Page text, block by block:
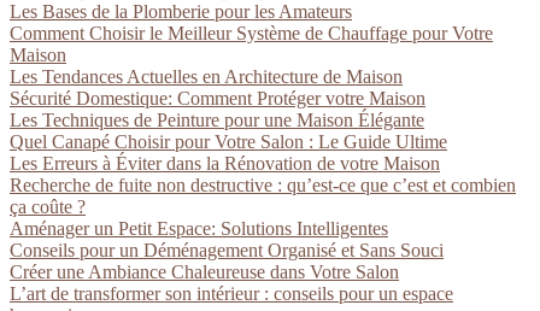
Les Bases de la Plomberie pour les Amateurs
Comment Choisir le Meilleur Système de Chauffage pour Votre
Maison
Les Tendances Actuelles en Architecture de Maison
Sécurité Domestique: Comment Protéger votre Maison
Les Techniques de Peinture pour une Maison Élégante
Quel Canapé Choisir pour Votre Salon : Le Guide Ultime
Les Erreurs à Éviter dans la Rénovation de votre Maison
Recherche de fuite non destructive : qu’est-ce que c’est et combien
ça coûte ?
Aménager un Petit Espace: Solutions Intelligentes
Conseils pour un Déménagement Organisé et Sans Souci
Créer une Ambiance Chaleureuse dans Votre Salon
L’art de transformer son intérieur : conseils pour un espace